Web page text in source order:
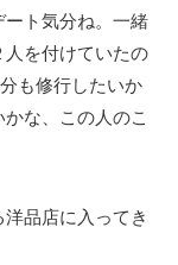
ート気分ね。一緒
人を付けていたの
も修行したいか
な、この人のこ
品店に入ってき